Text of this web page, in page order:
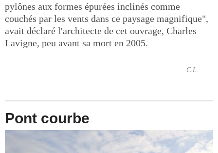
pylônes aux formes épurées inclinés comme
couchés par les vents dans ce paysage magnifique",
avait déclaré l'architecte de cet ouvrage, Charles
Lavigne, peu avant sa mort en 2005.
C.L.
Pont courbe